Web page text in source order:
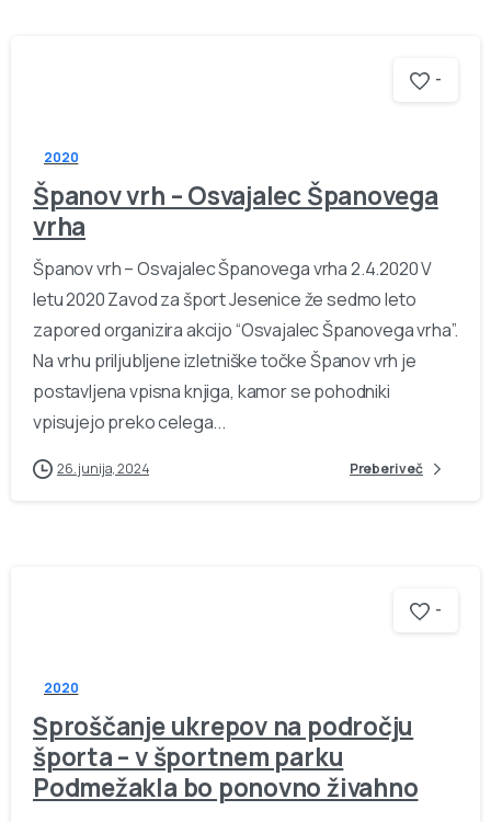
-
2020
Španov vrh – Osvajalec Španovega
vrha
Španov vrh – Osvajalec Španovega vrha 2.4.2020 V
letu 2020 Zavod za šport Jesenice že sedmo leto
zapored organizira akcijo “Osvajalec Španovega vrha”.
Na vrhu priljubljene izletniške točke Španov vrh je
postavljena vpisna knjiga, kamor se pohodniki
vpisujejo preko celega...
26. junija, 2024 Preberi več
-
2020
Sproščanje ukrepov na področju
športa – v športnem parku
Podmežakla bo ponovno živahno